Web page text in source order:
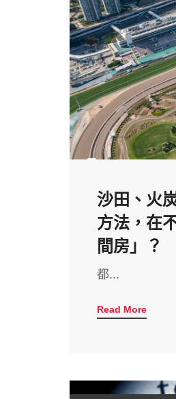
沙田、火
方法，在
間房」？
都...
Read More